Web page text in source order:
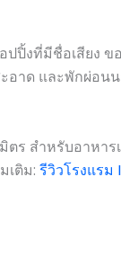
ปิ้งที่มีชื่อเสียง ข
อาด และพักผ่อน
ร สำหรับอาหาร
เติม: รีวิวโรงแรม